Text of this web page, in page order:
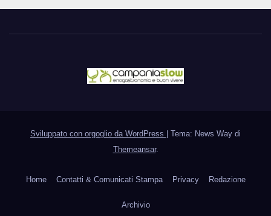
Sviluppato con orgoglio da WordPress
Tema: News Way di
Themeansar.
Home Contatti & Comunicati Stampa Privacy Redazione
Archivio